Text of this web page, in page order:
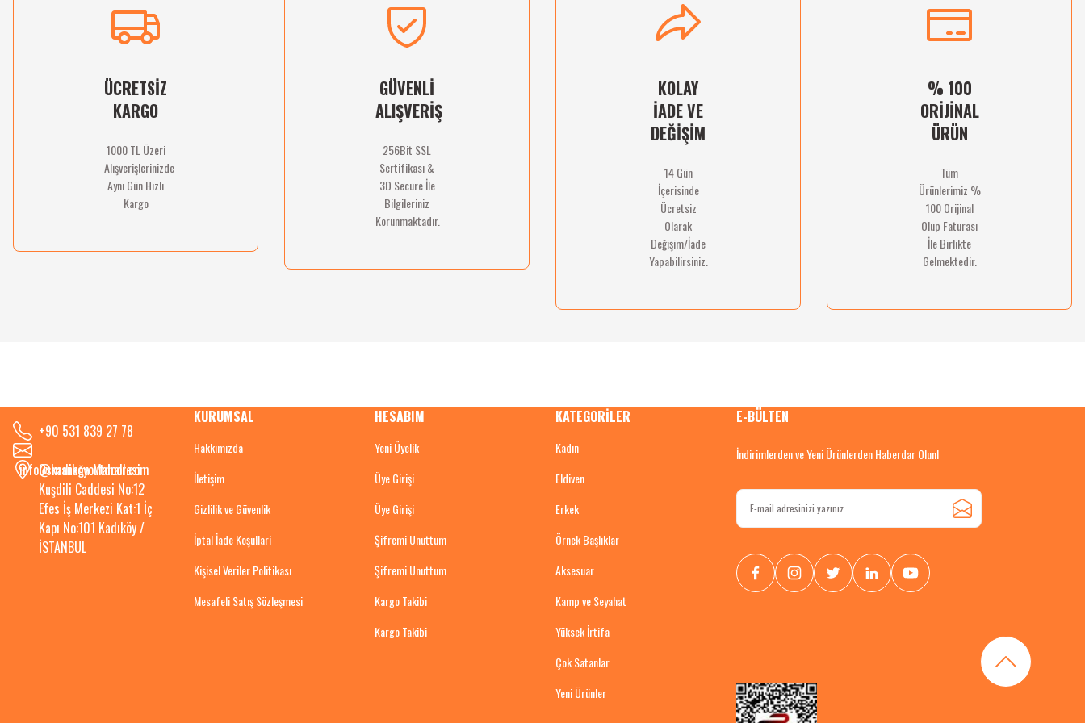
Ürün bilgilerinde hatalar bulunuyor.
ÜCRETSİZ
KARGO
1000 TL Üzeri
Alışverişlerinizde
Aynı Gün Hızlı
Kargo
GÜVENLİ
ALIŞVERİŞ
256Bit SSL
Sertifikası &
3D Secure İle
Bilgileriniz
Korunmaktadır.
KOLAY
İADE VE
DEĞİŞİM
14 Gün
İçerisinde
Ücretsiz
Olarak
Değişim/İade
Yapabilirsiniz.
% 100
ORİJİNAL
ÜRÜN
Tüm
Ürünlerimiz %
100 Orijinal
Olup Faturası
İle Birlikte
Gelmektedir.
+90 531 839 27 78
info@kadikoyoutdoor.com
Osmanağa Mahallesi
Kuşdili Caddesi No:12
Efes İş Merkezi Kat:1 İç
Kapı No:101 Kadıköy /
İSTANBUL
KURUMSAL
Hakkımızda
İletişim
Gizlilik ve Güvenlik
İptal İade Koşullari
Kişisel Veriler Politikası
Mesafeli Satış Sözleşmesi
HESABIM
Yeni Üyelik
Üye Girişi
Üye Girişi
Şifremi Unuttum
Şifremi Unuttum
Kargo Takibi
Kargo Takibi
KATEGORİLER
Kadın
Eldiven
Erkek
Örnek Başlıklar
Aksesuar
Kamp ve Seyahat
Yüksek İrtifa
Çok Satanlar
Yeni Ürünler
E-BÜLTEN
İndirimlerden ve Yeni Ürünlerden Haberdar Olun!